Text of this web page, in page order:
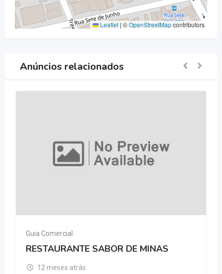
Leaflet | ©OpenStreetMapcontributors
Anúncios relacionados
Guia Comercial
RESTAURANTE SABOR DE MINAS
12 meses atrás